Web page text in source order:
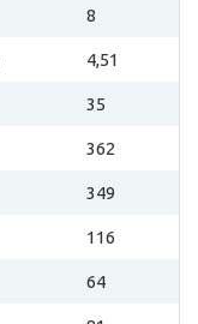
8
4,51
35
362
349
116
64